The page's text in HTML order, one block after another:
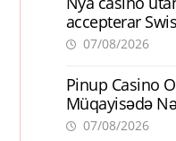
accepterar
07/08/2026
Pinup Casino
Müqayisədə
07/08/2026